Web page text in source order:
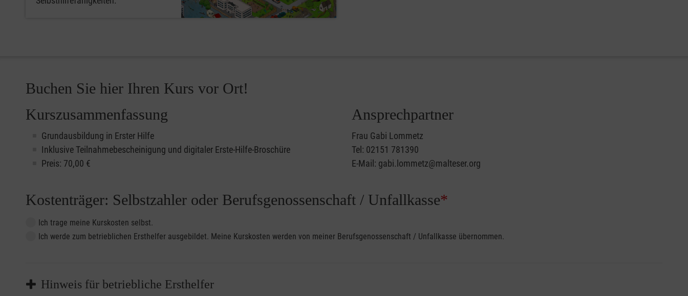
Buchen Sie hier Ihren Kurs vor Ort!
Kurszusammenfassung
Grundausbildung in Erster Hilfe
Inklusive Teilnahmebescheinigung und digitaler Erste-Hilfe-Broschüre
Preis: 70,00 €
Ansprechpartner
Frau Gabi Lommetz
Tel: 02151 781390
E-Mail: gabi.lommetz@malteser.org
Kostenträger: Selbstzahler oder Berufsgenossenschaft / Unfallkasse*
Ich trage meine Kurskosten selbst.
Ich werde zum betrieblichen Ersthelfer ausgebildet. Meine Kurskosten werden von meiner Berufsgenossenschaft / Unfallkasse übernommen.
Hinweis für betriebliche Ersthelfer